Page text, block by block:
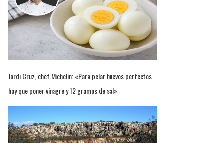
Jordi Cruz, chef Michelin: «Para pelar huevos perfectos
hay que poner vinagre y 12 gramos de sal»